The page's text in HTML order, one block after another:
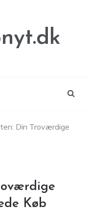
Din Troværdige
Køb